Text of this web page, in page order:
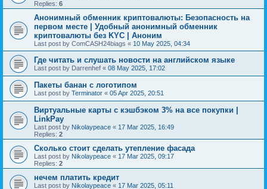
Replies: 6
Анонимный обменник криптовалюты: Безопасность на
первом месте | Удобный анонимный обменник
криптовалюты без KYC | Аноним
Last post by ComCASH24biags « 10 May 2025, 04:34
Где читать и слушать новости на английском языке
Last post by Darrenhef « 08 May 2025, 17:02
Пакеты банан с логотипом
Last post by Terminator « 05 Apr 2025, 20:51
Виртуальные карты с кэшбэком 3% на все покупки |
LinkPay
Last post by Nikolaypeace « 17 Mar 2025, 16:49
Replies: 2
Сколько стоит сделать утепление фасада
Last post by Nikolaypeace « 17 Mar 2025, 09:17
Replies: 2
нечем платить кредит
Last post by Nikolaypeace « 17 Mar 2025, 05:11